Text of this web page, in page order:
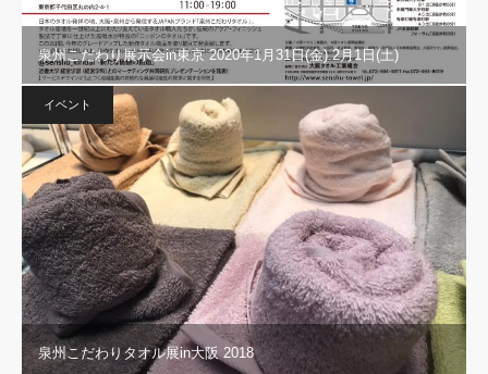
泉州こだわり展示会in東京 2020年1月31日(金).2月1日(土)
イベント
泉州こだわりタオル展in大阪 2018